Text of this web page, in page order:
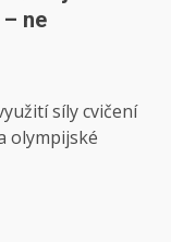
ne
síly cvičení
olympijské